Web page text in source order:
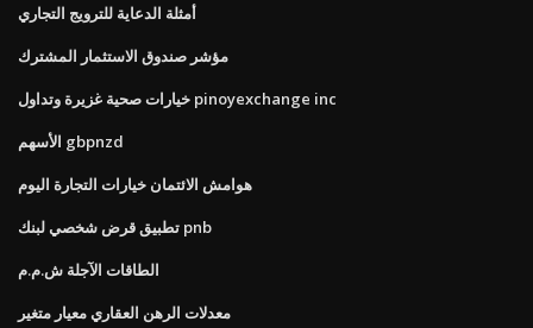
أمثلة الدعاية للترويج التجاري
مؤشر صندوق الاستثمار المشترك
خيارات صحية غزيرة وتداول pinoyexchange inc
الأسهم gbpnzd
هوامش الائتمان خيارات التجارة اليوم
تطبيق قرض شخصي لبنك pnb
الطاقات الآجلة ش.م.م
معدلات الرهن العقاري معيار متغير